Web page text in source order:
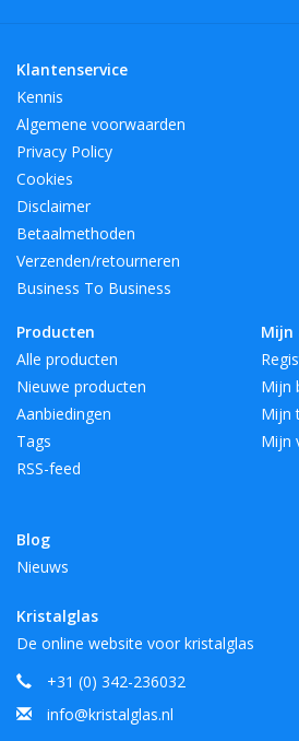
Klantenservice
Kennis
Algemene voorwaarden
Privacy Policy
Cookies
Disclaimer
Betaalmethoden
Verzenden/retourneren
Business To Business
Producten
Alle producten
Nieuwe producten
Aanbiedingen
Tags
RSS-feed
Blog
Nieuws
Mijn
Mijn
Mijn
Mijn
Kristalglas
De online website voor kristalglas
+31 (0) 342-236032
info@kristalglas.nl